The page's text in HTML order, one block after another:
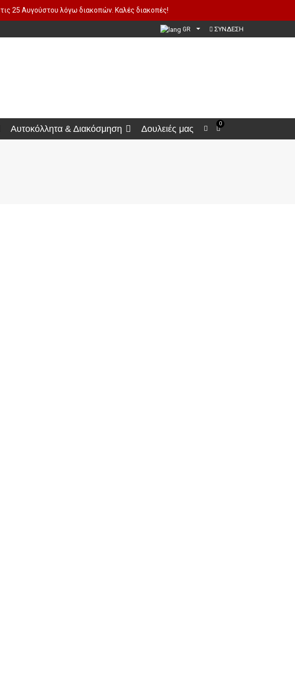
25 Αυγούστου λόγω διακοπών. Καλές διακοπές!
GR ΣΥΝΔΕΣΗ
Αυτοκόλλητα & Διακόσμηση Δουλειές μας
0